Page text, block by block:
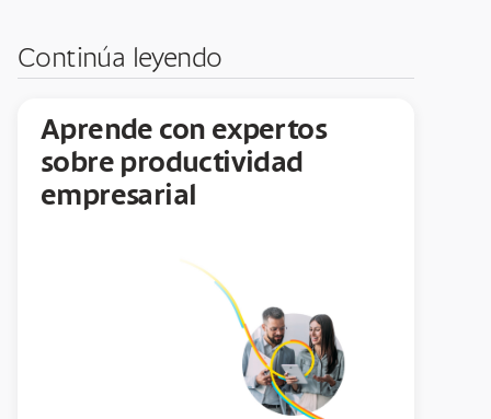
Continúa leyendo
Aprende con expertos
sobre productividad
empresarial